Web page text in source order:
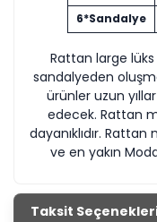
6*Sandalye
Rattan large
sandalyeden
ürünler uzun
edecek. Rattan
dayanıklıdır.
ve en yakın
Taksit